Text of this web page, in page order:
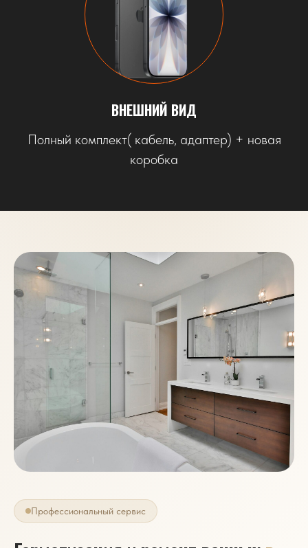
ВНЕШНИЙ ВИД
Полный комплект( кабель, адаптер) + новая
коробка
Профессиональный сервис